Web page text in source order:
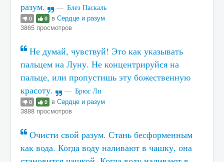
разум.
Блез Паскаль
0 0 в Сердце и разум
3865 просмотров
Не думай, чувствуй! Это как указывать
пальцем на Луну. Не концентрируйся на
пальце, или пропустишь эту божественную
красоту.
Брюс Ли
0 0 в Сердце и разум
3888 просмотров
Очисти свой разум. Стань бесформенным
как вода. Когда воду наливают в чашку, она